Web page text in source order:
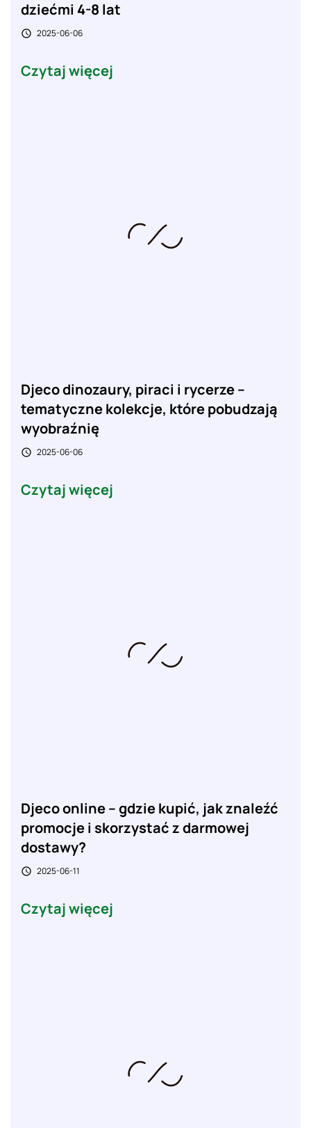
dziećmi 4-8 lat
 2025-06-06
Czytaj więcej
Djeco dinozaury, piraci i rycerze –
tematyczne kolekcje, które pobudzają
wyobraźnię
 2025-06-06
Czytaj więcej
Djeco online – gdzie kupić, jak znaleźć
promocje i skorzystać z darmowej
dostawy?
 2025-06-11
Czytaj więcej